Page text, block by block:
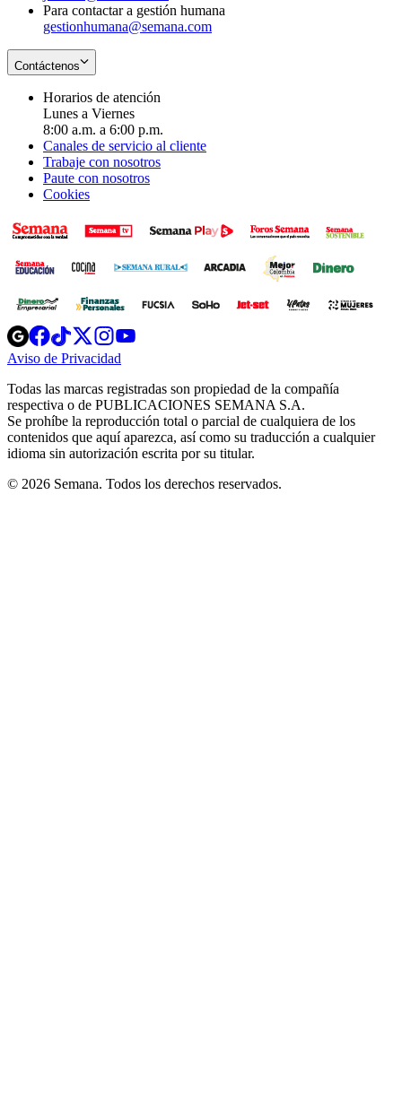
Para contactar a gestión humana
gestionhumana@semana.com
Contáctenos
Horarios de atención
Lunes a Viernes
8:00 a.m. a 6:00 p.m.
Canales de servicio al cliente
Trabaje con nosotros
Paute con nosotros
Cookies
Opens
in
new
Opens
in
new
Opens
in
new
window
Opens
new
windowwindow
Aviso de Privacidad
new
window
Todas las marcas registradas son propiedad de la compañía
respectiva o de PUBLICACIONES SEMANA S.A.
Se prohíbe la reproducción total o parcial de cualquiera de los
contenidos que aquí aparezca, así como su traducción a cualquier
idioma sin autorización escrita por su titular.
© 2026 Semana. Todos los derechos reservados.